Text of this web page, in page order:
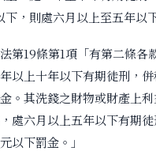
下，則處六月以上至五年以
第19條第1項「有第二條各
以上十年以下有期徒刑，
。其洗錢之財物或財產上
處六月以上五年以下有期
以下罰金。」